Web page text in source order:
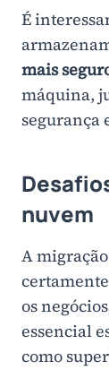
É
mais
máquina,
segurança
nuvem
A
os
essencial
como